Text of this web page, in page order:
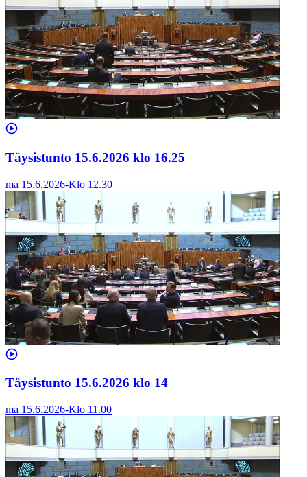
Täysistunto 15.6.2026 klo 16.25
ma 15.6.2026-Klo 12.30
Täysistunto 15.6.2026 klo 14
ma 15.6.2026-Klo 11.00